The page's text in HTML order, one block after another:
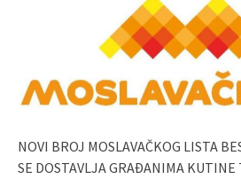
NOVI BROJ MOSLAVAČKOG LISTA
SE DOSTAVLJA GRAĐANIMA KUTINE